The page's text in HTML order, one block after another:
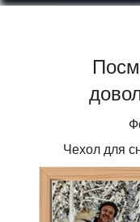
Чехол для